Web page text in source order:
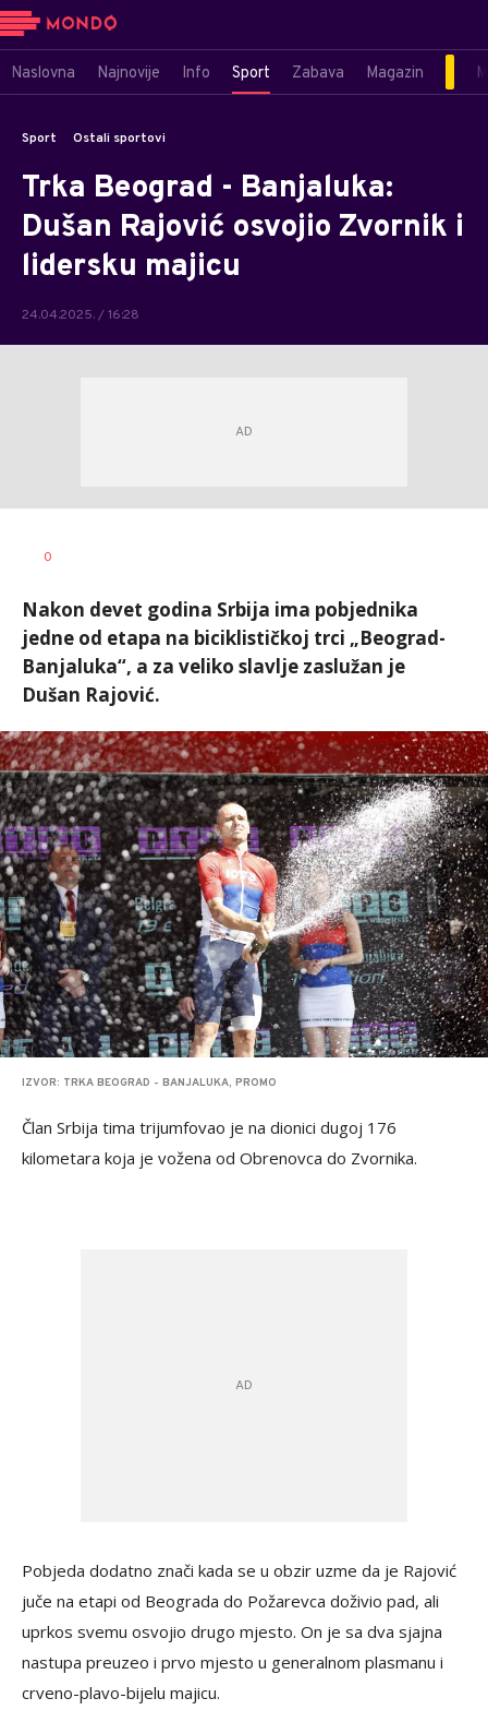
Naslovna Najnovije Info Sport Zabava Magazin
Sport Ostali sportovi
Trka Beograd - Banjaluka:
Dušan Rajović osvojio Zvornik i
lidersku majicu
24.04.2025. / 16:28
AUTOR
0
Nakon devet godina Srbija ima pobjednika
jedne od etapa na biciklističkoj trci „Beograd-
Banjaluka“, a za veliko slavlje zaslužan je
Dušan Rajović.
IZVOR: TRKA BEOGRAD - BANJALUKA, PROMO
Član Srbija tima trijumfovao je na dionici dugoj 176
kilometara koja je vožena od Obrenovca do Zvornika.
Pobjeda dodatno znači kada se u obzir uzme da je Rajović
juče na etapi od Beograda do Požarevca doživio pad, ali
uprkos svemu osvojio drugo mjesto. On je sa dva sjajna
nastupa preuzeo i prvo mjesto u generalnom plasmanu i
crveno-plavo-bijelu majicu.